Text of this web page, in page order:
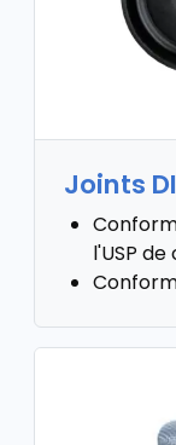
Joints
l'USP de